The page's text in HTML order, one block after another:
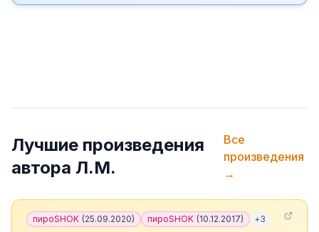
Лучшие произведения
автора Л.М.
Все
произведения
→
пироSHOK (25.09.2020) пироSHOK (10.12.2017) +3